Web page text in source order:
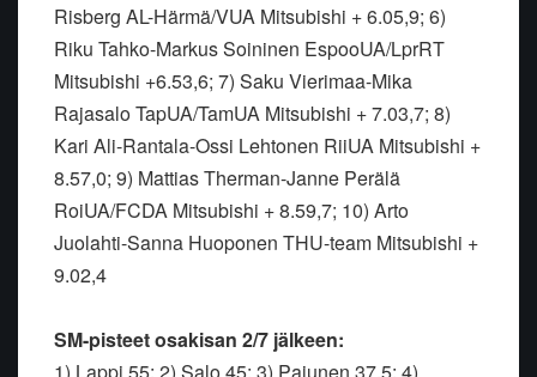
Risberg AL-Härmä/VUA Mitsubishi + 6.05,9; 6)
Riku Tahko-Markus Soininen EspooUA/LprRT
Mitsubishi +6.53,6; 7) Saku Vierimaa-Mika
Rajasalo TapUA/TamUA Mitsubishi + 7.03,7; 8)
Kari Ali-Rantala-Ossi Lehtonen RiiUA Mitsubishi +
8.57,0; 9) Mattias Therman-Janne Perälä
RoiUA/FCDA Mitsubishi + 8.59,7; 10) Arto
Juolahti-Sanna Huoponen THU-team Mitsubishi +
9.02,4
SM-pisteet osakisan 2/7 jälkeen:
1) Lappi 55; 2) Salo 45; 3) Pajunen 37,5; 4)